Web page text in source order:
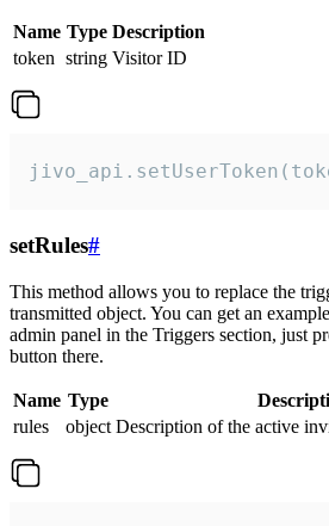
Name Type Description
token string Visitor ID
setRules#
This method allows you to replace the
transmitted object. You can get an
admin panel in the Triggers section, just
button there.
Name Type
rules
object Description of the active